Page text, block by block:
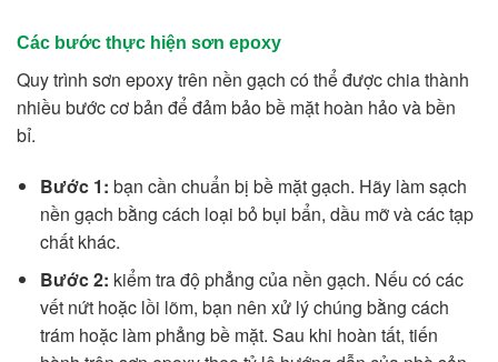
Các bước thực hiện sơn epoxy
Quy trình sơn epoxy trên nền gạch có thể được chia thành
nhiều bước cơ bản để đảm bảo bề mặt hoàn hảo và bền
bỉ.
Bước 1: bạn cần chuẩn bị bề mặt gạch. Hãy làm sạch
nền gạch bằng cách loại bỏ bụi bẩn, dầu mỡ và các tạp
chất khác.
Bước 2: kiểm tra độ phẳng của nền gạch. Nếu có các
vết nứt hoặc lồi lõm, bạn nên xử lý chúng bằng cách
trám hoặc làm phẳng bề mặt. Sau khi hoàn tất, tiến